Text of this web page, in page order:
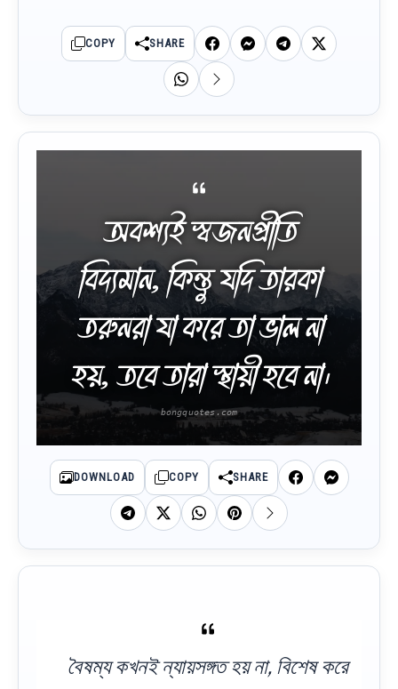
COPY SHARE
অবশ্যই স্বজনপ্রীতি
বিদ্যমান, কিন্তু যদি তারকা
তরুনরা যা করে তা ভাল না
হয়, তবে তারা স্থায়ী হবে না।
DOWNLOAD COPY SHARE
বৈষম্য কখনই ন্যায়সঙ্গত হয় না, বিশেষ করে